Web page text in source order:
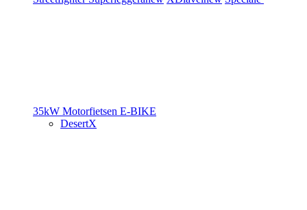
35kW Motorfietsen E-BIKE
DesertX